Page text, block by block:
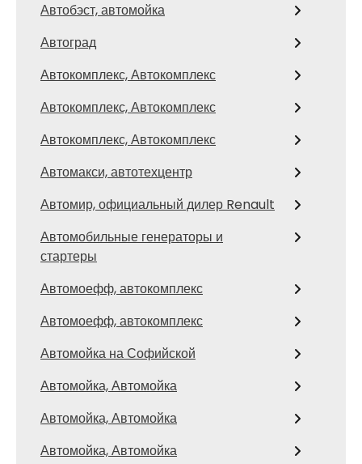
Автобэст, автомойка
Автоград
Автокомплекс, Автокомплекс
Автокомплекс, Автокомплекс
Автокомплекс, Автокомплекс
Автомакси, автотехцентр
Автомир, официальный дилер Renault
Автомобильные генераторы и
стартеры
Автомоефф, автокомплекс
Автомоефф, автокомплекс
Автомойка на Софийской
Автомойка, Автомойка
Автомойка, Автомойка
Автомойка, Автомойка